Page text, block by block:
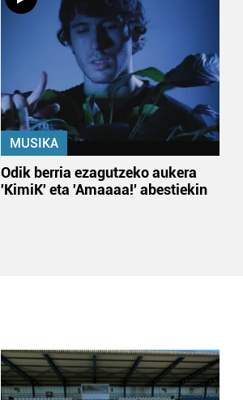
MUSIKA
Odik berria ezagutzeko aukera
'KimiK' eta 'Amaaaa!' abestiekin